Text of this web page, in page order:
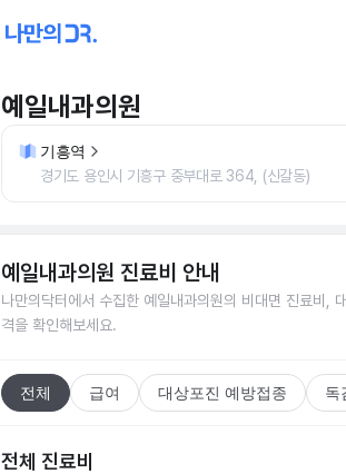
예일내과의원
기흥역
경기도 용인시 기흥구 중부대로 364, (신갈동)
예일내과의원 진료비 안내
나만의닥터에서 수집한 예일내과의원의 비대면 진료비,
격을 확인해보세요.
전체 급여 대상포진 예방접종 독
전체 진료비